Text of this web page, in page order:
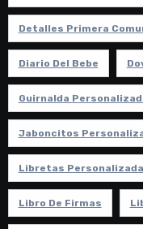
Detalles Primera
Diario Del Bebe
Guirnalda
Jaboncitos
Libretas
Libro De Firmas